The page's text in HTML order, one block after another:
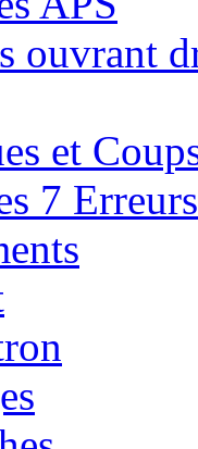
ouvrant
et
7 Erreurs